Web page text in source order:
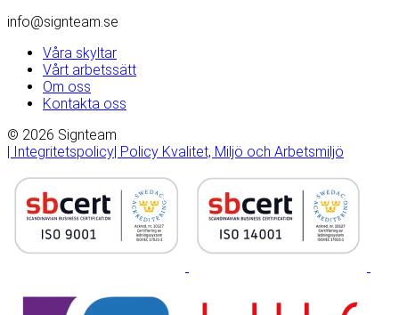
info@signteam.se
Våra skyltar
Vårt arbetssätt
Om oss
Kontakta oss
© 2026 Signteam
| Integritetspolicy| Policy Kvalitet, Miljö och Arbetsmiljö